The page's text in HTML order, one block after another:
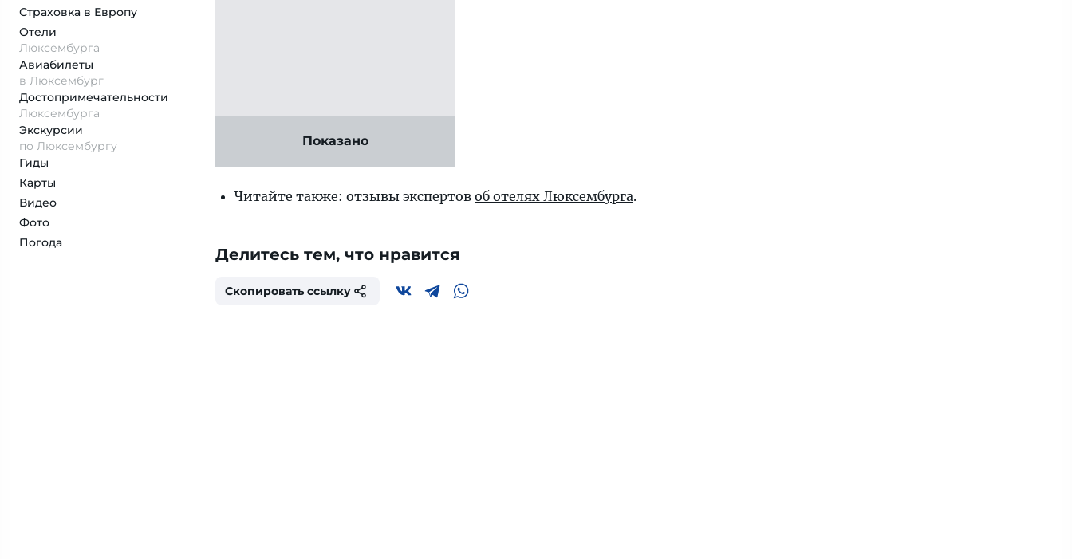
Страховка в Европу
Отели
Люксембурга
Авиабилеты
в Люксембург
Достопримеча­тельности
Люксембурга
Экскурсии
по Люксембургу
Гиды
Карты
Видео
Фото
Погода
Показано
Читайте также: отзывы экспертов об отелях Люксембурга.
Делитесь тем, что нравится
Скопировать ссылку